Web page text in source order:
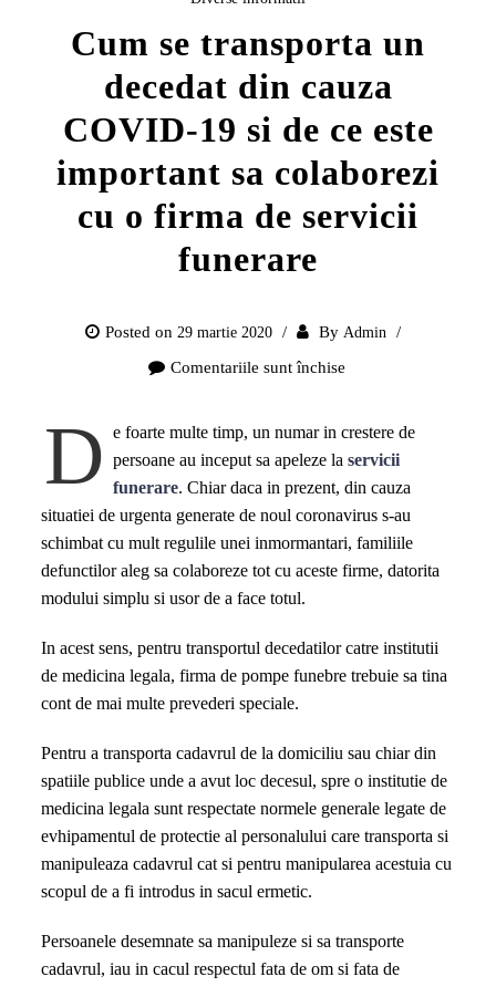
Cum se transporta un
decedat din cauza
COVID-19 si de ce este
important sa colaborezi
cu o firma de servicii
funerare
Posted on 29 martie 2020 By Admin
Comentariile sunt închise
transporta
cauza
COVID-
o
firma
funerare
D
e foarte multe timp, un numar in crestere de
persoane au inceput sa apeleze laservicii
funerare. Chiar daca in prezent, din cauza
situatiei de urgenta generate de noul coronavirus s-au
schimbat cu mult regulile unei inmormantari, familiile
defunctilor aleg sa colaboreze tot cu aceste firme, datorita
modului simplu si usor de a face totul.
In acest sens, pentru transportul decedatilor catre institutii
de medicina legala, firma de pompe funebre trebuie sa tina
cont de mai multe prevederi speciale.
Pentru a transporta cadavrul de la domiciliu sau chiar din
spatiile publice unde a avut loc decesul, spre o institutie de
medicina legala sunt respectate normele generale legate de
evhipamentul de protectie al personalului care transporta si
manipuleaza cadavrul cat si pentru manipularea acestuia cu
scopul de a fi introdus in sacul ermetic.
Persoanele desemnate sa manipuleze si sa transporte
cadavrul, iau in cacul respectul fata de om si fata de